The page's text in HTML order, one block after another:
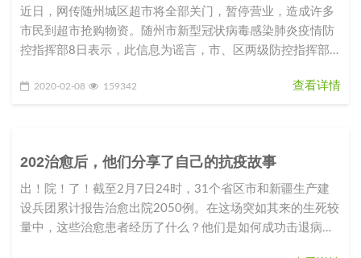
近日，网传随州城区超市将全部关门，暂停营业，造成许多
市民到超市抢购物资。随州市新型冠状病毒感染肺炎疫情防
控指挥部8日表示，此信息为谣言，市、区两级防控指挥部
2020-02-08 159342 查看详情
202治愈后，他们分享了自己的抗疫故事
出！院！了！截至2月7日24时，31个省区市和新疆生产建
设兵团累计报告治愈出院2050例。在这场突如其来的生死较
量中，这些治愈患者经历了什么？他们是如何成功击退病毒